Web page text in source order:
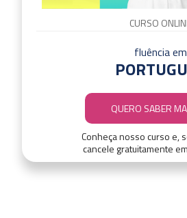
CURSO
fluência em
QUERO SABER
Conheça nosso curso e,
cancele gratuitamente